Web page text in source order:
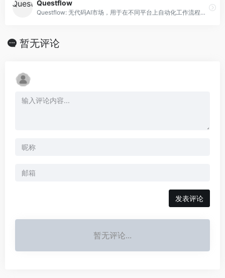
Questflow
Questflow: 无代码AI市场，用于在不同平台上自动化工作流程，可定制和盈利。
暂无评论
发表评论
暂无评论...